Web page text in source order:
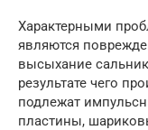
Характерными
являются
высыхание
результате чего
подлежат
пластины,